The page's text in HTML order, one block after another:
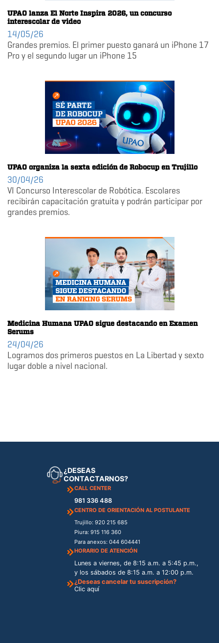
UPAO lanza El Norte Inspira 2026, un concurso
interescolar de video
14/05/26
Grandes premios. El primer puesto ganará un iPhone 17
Pro y el segundo lugar un iPhone 15
UPAO organiza la sexta edición de Robocup en Trujillo
30/04/26
VI Concurso Interescolar de Robótica. Escolares
recibirán capacitación gratuita y podrán participar por
grandes premios.
Medicina Humana UPAO sigue destacando en Examen
Serums
24/04/26
Logramos dos primeros puestos en La Libertad y sexto
lugar doble a nivel nacional.